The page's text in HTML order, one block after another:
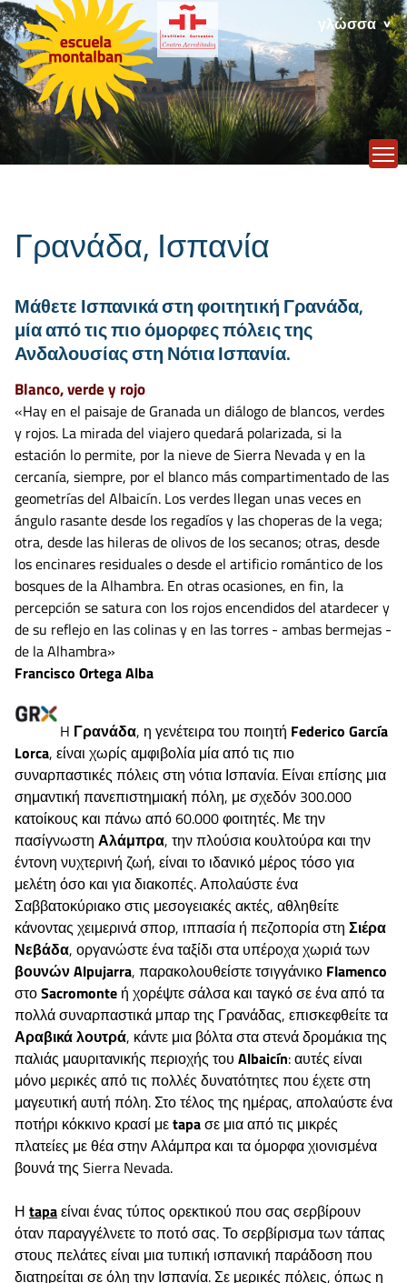
γλώσσα
Γρανάδα, Ισπανία
Μάθετε Ισπανικά στη φοιτητική Γρανάδα,
μία από τις πιο όμορφες πόλεις της
Ανδαλουσίας στη Νότια Ισπανία.
Blanco, verde y rojo
«Hay en el paisaje de Granada un diálogo de blancos, verdes
y rojos. La mirada del viajero quedará polarizada, si la
estación lo permite, por la nieve de Sierra Nevada y en la
cercanía, siempre, por el blanco más compartimentado de las
geometrías del Albaicín. Los verdes llegan unas veces en
ángulo rasante desde los regadíos y las choperas de la vega;
otra, desde las hileras de olivos de los secanos; otras, desde
los encinares residuales o desde el artificio romántico de los
bosques de la Alhambra. En otras ocasiones, en fin, la
percepción se satura con los rojos encendidos del atardecer y
de su reflejo en las colinas y en las torres - ambas bermejas -
de la Alhambra»
Francisco Ortega Alba
H Γρανάδα, η γενέτειρα του ποιητή Federico García
Lorca, είναι χωρίς αμφιβολία μία από τις πιο
συναρπαστικές πόλεις στη νότια Ισπανία. Είναι επίσης μια
σημαντική πανεπιστημιακή πόλη, με σχεδόν 300.000
κατοίκους και πάνω από 60.000 φοιτητές. Με την
πασίγνωστη Αλάμπρα, την πλούσια κουλτούρα και την
έντονη νυχτερινή ζωή, είναι το ιδανικό μέρος τόσο για
μελέτη όσο και για διακοπές. Απολαύστε ένα
Σαββατοκύριακο στις μεσογειακές ακτές, αθληθείτε
κάνοντας χειμερινά σπορ, ιππασία ή πεζοπορία στη Σιέρα
Νεβάδα, οργανώστε ένα ταξίδι στα υπέροχα χωριά των
βουνών Alpujarra, παρακολουθείστε τσιγγάνικο Flamenco
στοSacromonte ή χορέψτε σάλσα και ταγκό σε ένα από τα
πολλά συναρπαστικά μπαρ της Γρανάδας, επισκεφθείτε τα
Αραβικά λουτρά, κάντε μια βόλτα στα στενά δρομάκια της
παλιάς μαυριτανικής περιοχής του Albaicín: αυτές είναι
μόνο μερικές από τις πολλές δυνατότητες που έχετε στη
μαγευτική αυτή πόλη. Στο τέλος της ημέρας, απολαύστε ένα
ποτήρι κόκκινο κρασί μεtapaσε μια από τις μικρές
πλατείες με θέα στην Αλάμπρα και τα όμορφα χιονισμένα
βουνά της Sierra Nevada.
Η tapaείναι ένας τύπος ορεκτικού που σας σερβίρουν
όταν παραγγέλνετε το ποτό σας. Το σερβίρισμα των τάπας
στους πελάτες είναι μια τυπική ισπανική παράδοση που
διατηρείται σε όλη την Ισπανία. Σε μερικές πόλεις, όπως η